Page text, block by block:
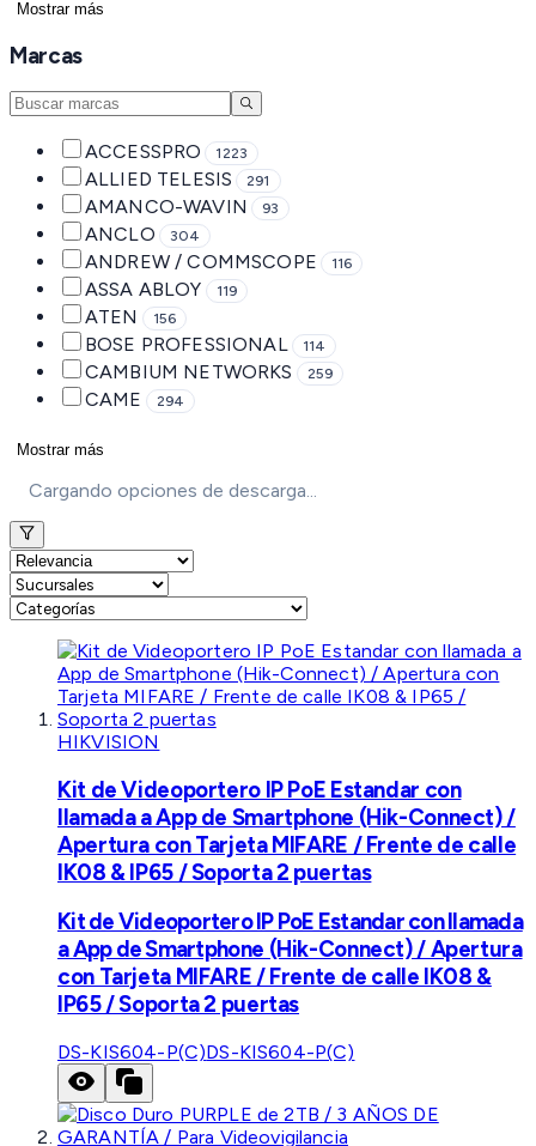
Mostrar más
Marcas
ACCESSPRO 1223
ALLIED TELESIS 291
AMANCO-WAVIN 93
ANCLO 304
ANDREW / COMMSCOPE 116
ASSA ABLOY 119
ATEN 156
BOSE PROFESSIONAL 114
CAMBIUM NETWORKS 259
CAME 294
Mostrar más
Cargando opciones de descarga...
HIKVISION
Kit de Videoportero IP PoE Estandar con
llamada a App de Smartphone (Hik-Connect) /
Apertura con Tarjeta MIFARE / Frente de calle
IK08 & IP65 / Soporta 2 puertas
Kit de Videoportero IP PoE Estandar con llamada
a App de Smartphone (Hik-Connect) / Apertura
con Tarjeta MIFARE / Frente de calle IK08 &
IP65 / Soporta 2 puertas
DS-KIS604-P(C)DS-KIS604-P(C)